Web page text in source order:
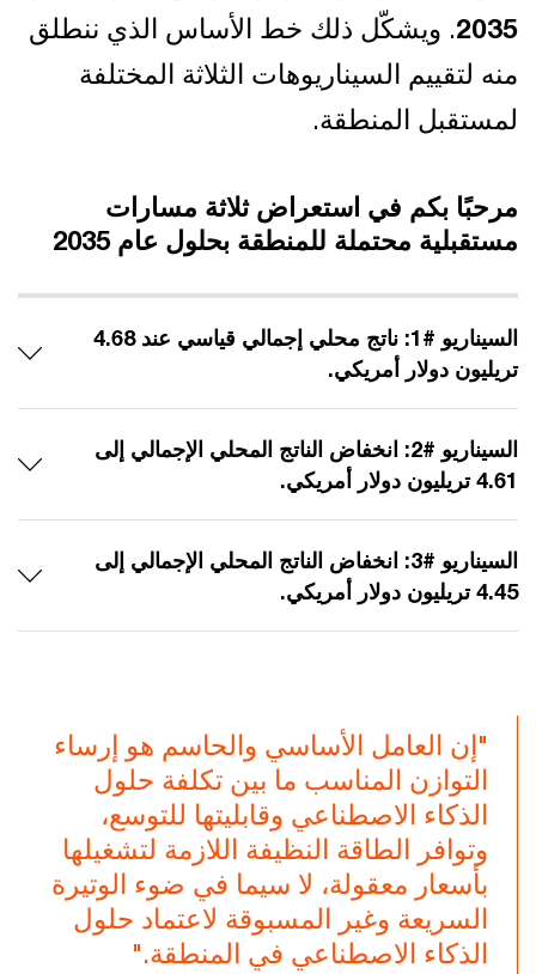
2035. ويشكّل ذلك خط الأساس الذي ننطلق
منه لتقييم السيناريوهات الثلاثة المختلفة
لمستقبل المنطقة.
مرحبًا بكم في استعراض ثلاثة مسارات
مستقبلية محتملة للمنطقة بحلول عام 2035
السيناريو #1: ناتج محلي إجمالي قياسي عند 4.68
تريليون دولار أمريكي.
السيناريو #2: انخفاض الناتج المحلي الإجمالي إلى
4.61 تريليون دولار أمريكي.
السيناريو #3: انخفاض الناتج المحلي الإجمالي إلى
4.45 تريليون دولار أمريكي.
"إن العامل الأساسي والحاسم هو إرساء
التوازن المناسب ما بين تكلفة حلول
الذكاء الاصطناعي وقابليتها للتوسع،
وتوافر الطاقة النظيفة اللازمة لتشغيلها
بأسعار معقولة، لا سيما في ضوء الوتيرة
السريعة وغير المسبوقة لاعتماد حلول
الذكاء الاصطناعي في المنطقة."